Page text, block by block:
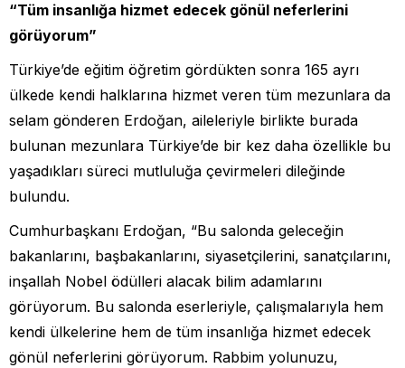
“Tüm insanlığa hizmet edecek gönül neferlerini
görüyorum”
Türkiye’de eğitim öğretim gördükten sonra 165 ayrı
ülkede kendi halklarına hizmet veren tüm mezunlara da
selam gönderen Erdoğan, aileleriyle birlikte burada
bulunan mezunlara Türkiye’de bir kez daha özellikle bu
yaşadıkları süreci mutluluğa çevirmeleri dileğinde
bulundu.
Cumhurbaşkanı Erdoğan, “Bu salonda geleceğin
bakanlarını, başbakanlarını, siyasetçilerini, sanatçılarını,
inşallah Nobel ödülleri alacak bilim adamlarını
görüyorum. Bu salonda eserleriyle, çalışmalarıyla hem
kendi ülkelerine hem de tüm insanlığa hizmet edecek
gönül neferlerini görüyorum. Rabbim yolunuzu,